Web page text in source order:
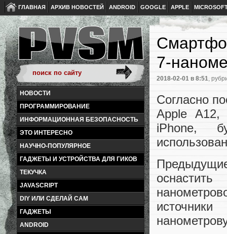
ГЛАВНАЯ АРХИВ НОВОСТЕЙ ANDROID GOOGLE APPLE
НОВОСТИ
ПРОГРАММИРОВАНИЕ
ИНФОРМАЦИОННАЯ БЕЗОПАСНОСТЬ
ЭТО ИНТЕРЕСНО
НАУЧНО-ПОПУЛЯРНОЕ
ГАДЖЕТЫ И УСТРОЙСТВА ДЛЯ ГИКОВ
ТЕКУЧКА
JAVASCRIPT
DIY ИЛИ СДЕЛАЙ САМ
ГАДЖЕТЫ
ANDROID
7-
2018-02-01 в 8:51,
Согласно
Apple A12,
iPhone,